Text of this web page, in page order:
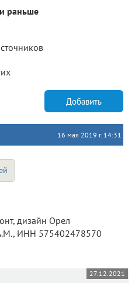
раньше
Добавить
16 мая 2019 г. 14:31
ИНН 575402478570
27.12.2021